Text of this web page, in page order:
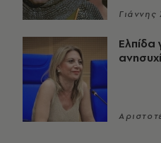
Γιάννης
Ελπίδα